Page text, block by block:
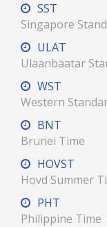
SST
Singapore
ULAT
Ulaanbaatar
WST
Western
BNT
Brunei Time
HOVST
Hovd Summer
PHT
Philippine Time